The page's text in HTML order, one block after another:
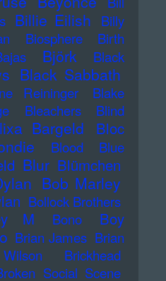
Billie Eilish
Billy
Biosphere
Birth
Björk
Black
Black Sabbath
Reininger
Blake
Bleachers
Blind
Bargeld
Bloc
Blood
Blue
Blur Blümchen
Bob Marley
Bollock Brothers
M Bono
Boy
Brian James Brian
Brickhead
Social Scene